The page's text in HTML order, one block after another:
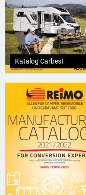
Katalog Carbest